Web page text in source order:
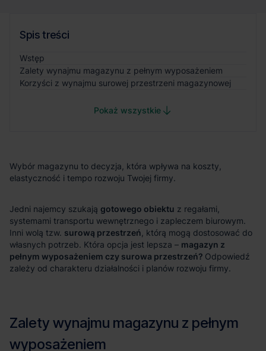
Spis treści
Wstęp
Zalety wynajmu magazynu z pełnym wyposażeniem
Korzyści z wynajmu surowej przestrzeni magazynowej
Pokaż wszystkie
gotowego obiektu
surową przestrzeń
magazyn z
pełnym wyposażeniem czy surowa przestrzeń?